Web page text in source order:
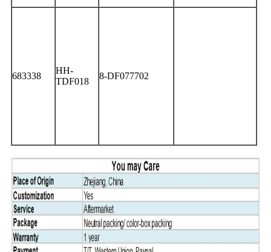
683338
HH-
TDF018
8-DF077702